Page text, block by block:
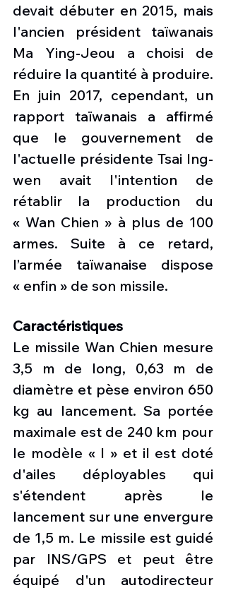
devait débuter en 2015, mais
l'ancien président taïwanais
Ma Ying-Jeou a choisi de
réduire la quantité à produire.
En juin 2017, cependant, un
rapport taïwanais a affirmé
que le gouvernement de
l'actuelle présidente Tsai Ing-
wen avait l'intention de
rétablir la production du
« Wan Chien » à plus de 100
armes. Suite à ce retard,
l’armée taïwanaise dispose
« enfin » de son missile.
Caractéristiques
Le missile Wan Chien mesure
3,5 m de long, 0,63 m de
diamètre et pèse environ 650
kg au lancement. Sa portée
maximale est de 240 km pour
le modèle « I » et il est doté
d'ailes déployables qui
s'étendent après le
lancement sur une envergure
de 1,5 m. Le missile est guidé
par INS/GPS et peut être
équipé d'un autodirecteur